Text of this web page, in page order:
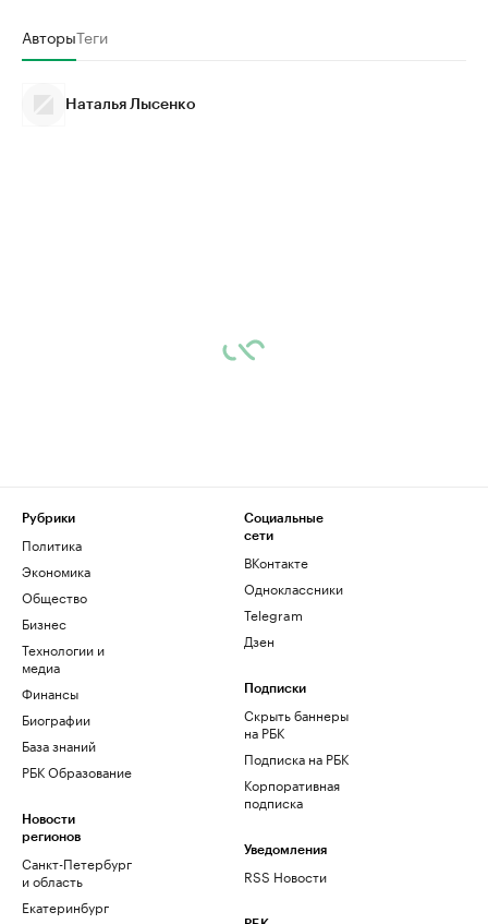
АвторыТеги
Наталья Лысенко
Рубрики
Политика
Экономика
Общество
Бизнес
Технологии и
медиа
Финансы
Биографии
База знаний
РБК Образование
Новости
регионов
Санкт-Петербург
и область
Екатеринбург
Социальные
сети
ВКонтакте
Одноклассники
Telegram
Дзен
Подписки
Скрыть баннеры
на РБК
Подписка на РБК
Корпоративная
подписка
Уведомления
RSS Новости